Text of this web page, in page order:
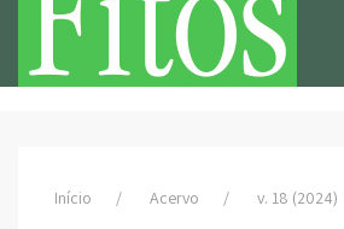
Início Acervo v. 18 (2024)